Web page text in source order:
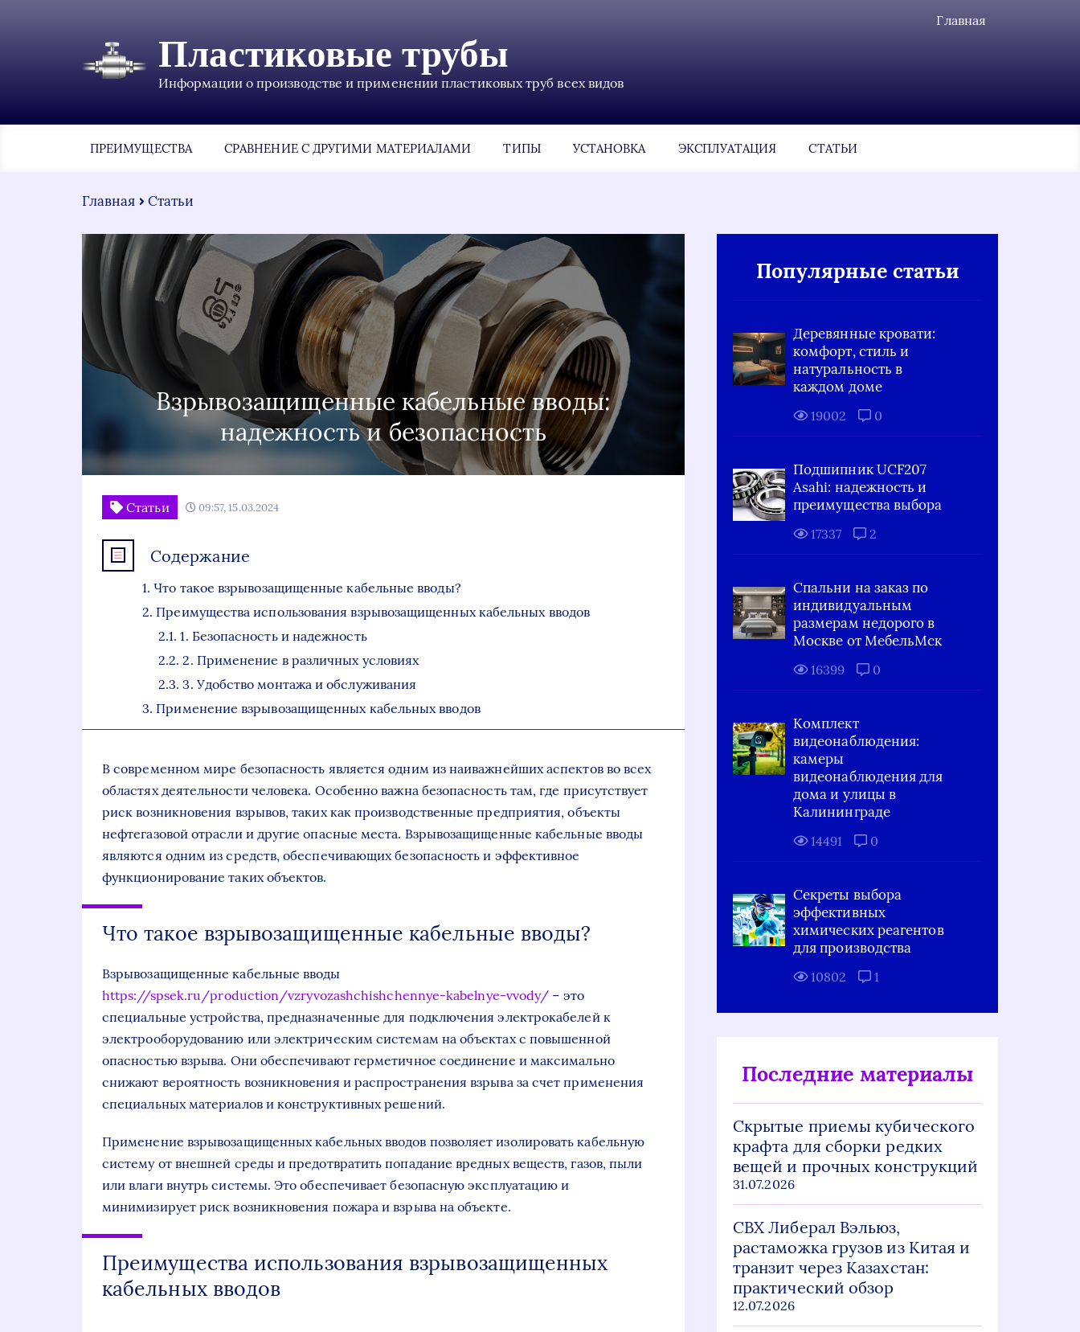
Главная
Пластиковые трубы
Информации о производстве и применении пластиковых труб всех видов
ПРЕИМУЩЕСТВА СРАВНЕНИЕ С ДРУГИМИ МАТЕРИАЛАМИ ТИПЫ УСТАНОВКА ЭКСПЛУАТАЦИЯ СТАТЬИ
Главная Статьи
Взрывозащищенные кабельные вводы:
надежность и безопасность
Статьи 09:57, 15.03.2024
Содержание
Что такое взрывозащищенные кабельные вводы?
Преимущества использования взрывозащищенных кабельных вводов
1. Безопасность и надежность
2. Применение в различных условиях
3. Удобство монтажа и обслуживания
Применение взрывозащищенных кабельных вводов
В современном мире безопасность является одним из наиважнейших аспектов во всех
областях деятельности человека. Особенно важна безопасность там, где присутствует
риск возникновения взрывов, таких как производственные предприятия, объекты
нефтегазовой отрасли и другие опасные места. Взрывозащищенные кабельные вводы
являются одним из средств, обеспечивающих безопасность и эффективное
функционирование таких объектов.
Что такое взрывозащищенные кабельные вводы?
Взрывозащищенные кабельные вводы
https://spsek.ru/production/vzryvozashchishchennye-kabelnye-vvody/ – это
специальные устройства, предназначенные для подключения электрокабелей к
электрооборудованию или электрическим системам на объектах с повышенной
опасностью взрыва. Они обеспечивают герметичное соединение и максимально
снижают вероятность возникновения и распространения взрыва за счет применения
специальных материалов и конструктивных решений.
Применение взрывозащищенных кабельных вводов позволяет изолировать кабельную
систему от внешней среды и предотвратить попадание вредных веществ, газов, пыли
или влаги внутрь системы. Это обеспечивает безопасную эксплуатацию и
минимизирует риск возникновения пожара и взрыва на объекте.
Преимущества использования взрывозащищенных
кабельных вводов
Популярные статьи
Деревянные кровати:
комфорт, стиль и
натуральность в
каждом доме
19002 0
Подшипник UCF207
Asahi: надежность и
преимущества выбора
17337 2
Спальни на заказ по
индивидуальным
размерам недорого в
Москве от МебельМск
16399 0
Комплект
видеонаблюдения:
камеры
видеонаблюдения для
дома и улицы в
Калининграде
14491 0
Секреты выбора
эффективных
химических реагентов
для производства
10802 1
Последние материалы
Скрытые приемы кубического
крафта для сборки редких
вещей и прочных конструкций
31.07.2026
СВХ Либерал Вэльюз,
растаможка грузов из Китая и
транзит через Казахстан:
практический обзор
12.07.2026